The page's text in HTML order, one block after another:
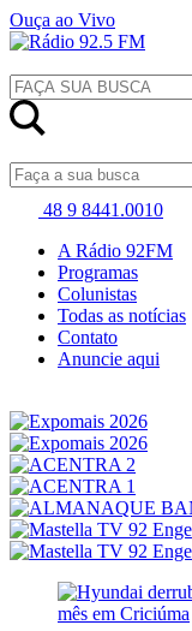
Ouça ao Vivo
48 9 8441.0010
A Rádio 92FM
Programas
Colunistas
Todas as notícias
Contato
Anuncie aqui